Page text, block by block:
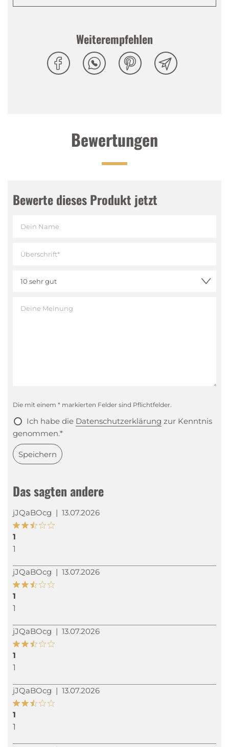
Weiterempfehlen
Bewertungen
Das sagten andere
jJQaBOcg | 13.07.2026
1
1
jJQaBOcg | 13.07.2026
1
1
jJQaBOcg | 13.07.2026
1
1
jJQaBOcg | 13.07.2026
1
1
Bewerte dieses Produkt jetzt
Die mit einem * markierten Felder sind Pflichtfelder.
Ich habe die Datenschutzerklärung zur Kenntnis
genommen.*
Speichern